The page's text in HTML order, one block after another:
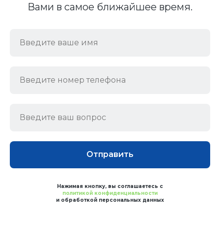
Вами в самое ближайшее время.
Отправить
Нажимая кнопку, вы соглашаетесь с
политикой конфиденциальности
и обработкой персональных данных